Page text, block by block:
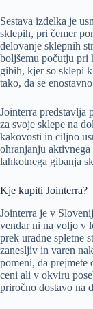
Sestava izdelka je
sklepih, pri čemer
delovanje sklepnih
boljšemu počutju pri
gibih, kjer so sklepi
tako, da se
Jointerra predstavlja
za svoje sklepe na
kakovosti in ciljno
ohranjanju
lahkotnega gibanja
Kje kupiti Jointerra?
Jointerra je v
vendar ni na voljo v
prek uradne spletne
zanesljiv in varen
pomeni, da prejmete
ceni ali v okviru
priročno dostavo na